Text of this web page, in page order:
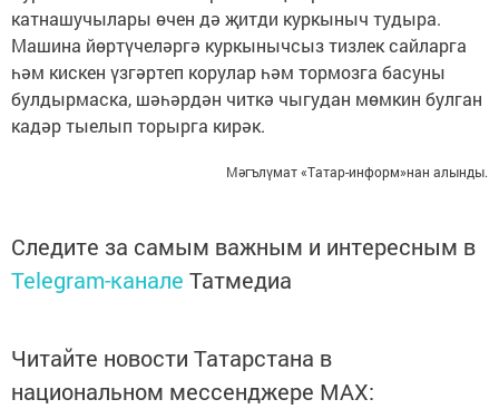
катнашучылары өчен дә җитди куркыныч тудыра.
Машина йөртүчеләргә куркынычсыз тизлек сайларга
һәм кискен үзгәртеп корулар һәм тормозга басуны
булдырмаска, шәһәрдән читкә чыгудан мөмкин булган
кадәр тыелып торырга кирәк.
Мәгълүмат «Татар-информ»нан алынды.
Следите за самым важным и интересным в
Telegram-канале Татмедиа
Читайте новости Татарстана в
национальном мессенджере MАХ: